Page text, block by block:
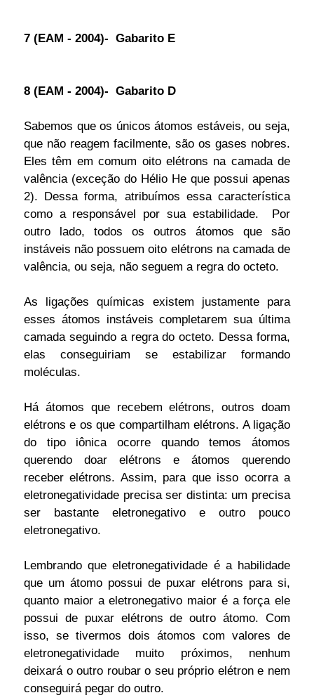
7 (EAM - 2004)- Gabarito E
8 (EAM - 2004)- Gabarito D
Sabemos que os únicos átomos estáveis, ou seja,
que não reagem facilmente, são os gases nobres.
Eles têm em comum oito elétrons na camada de
valência (exceção do Hélio He que possui apenas
2). Dessa forma, atribuímos essa característica
como a responsável por sua estabilidade. Por
outro lado, todos os outros átomos que são
instáveis não possuem oito elétrons na camada de
valência, ou seja, não seguem a regra do octeto.
As ligações químicas existem justamente para
esses átomos instáveis completarem sua última
camada seguindo a regra do octeto. Dessa forma,
elas conseguiriam se estabilizar formando
moléculas.
Há átomos que recebem elétrons, outros doam
elétrons e os que compartilham elétrons. A ligação
do tipo iônica ocorre quando temos átomos
querendo doar elétrons e átomos querendo
receber elétrons. Assim, para que isso ocorra a
eletronegatividade precisa ser distinta: um precisa
ser bastante eletronegativo e outro pouco
eletronegativo.
Lembrando que eletronegatividade é a habilidade
que um átomo possui de puxar elétrons para si,
quanto maior a eletronegativo maior é a força ele
possui de puxar elétrons de outro átomo. Com
isso, se tivermos dois átomos com valores de
eletronegatividade muito próximos, nenhum
deixará o outro roubar o seu próprio elétron e nem
conseguirá pegar do outro.